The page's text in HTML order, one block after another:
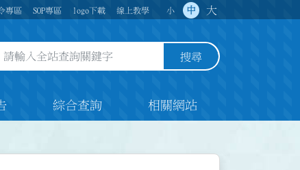
專區 SOP專區 logo下載 線上教學 小 中 大
全站查詢關鍵字欄位 搜尋
綜合查詢 相關網站